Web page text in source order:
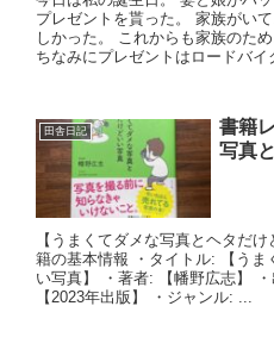
プレゼントを貰った。 家族がい
しかった。 これからも家族のた
ちなみにプレゼントはロードバイ
田舎日記
書籍
写真
【うまくてダメな写真とヘタだ
籍の基本情報 ・タイトル: 【う
い写真】 ・著者: 【幡野広志】
【2023年出版】 ・ジャンル: ...